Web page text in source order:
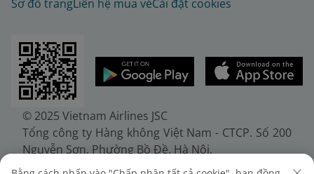
Sơ đồ trangLiên hệ mua véCài đặt cookies
© 2025 Vietnam Airlines JSC
Tổng công ty Hàng không Việt Nam - CTCP. Số 200
Nguyễn Sơn, Phường Bồ Đề, Hà Nội.
Điện thoại: (+84-24) 38272289. Fax: (+84-24)